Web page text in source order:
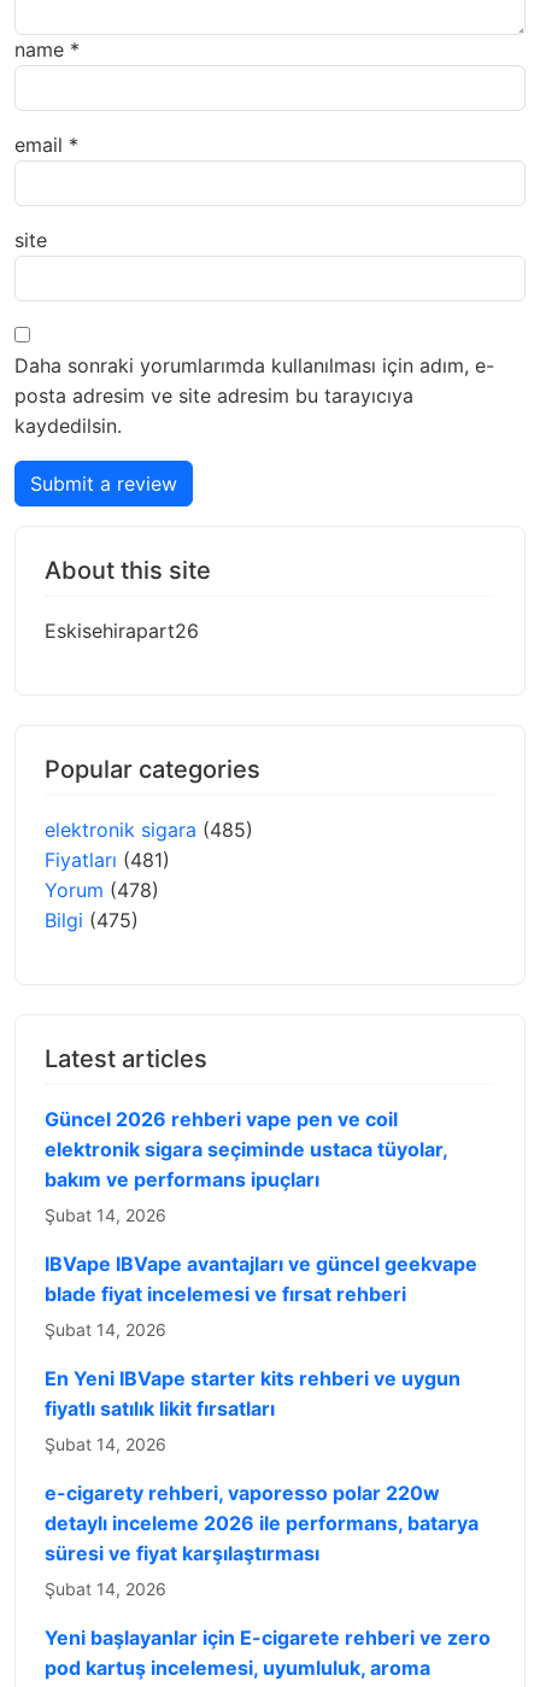
name *
email *
site
Daha sonraki yorumlarımda kullanılması için adım, e-
posta adresim ve site adresim bu tarayıcıya
kaydedilsin.
Submit a review
About this site
Eskisehirapart26
Popular categories
elektronik sigara (485)
Fiyatları (481)
Yorum (478)
Bilgi (475)
Latest articles
Güncel 2026 rehberi vape pen ve coil
elektronik sigara seçiminde ustaca tüyolar,
bakım ve performans ipuçları
Şubat 14, 2026
IBVape IBVape avantajları ve güncel geekvape
blade fiyat incelemesi ve fırsat rehberi
Şubat 14, 2026
En Yeni IBVape starter kits rehberi ve uygun
fiyatlı satılık likit fırsatları
Şubat 14, 2026
e-cigarety rehberi, vaporesso polar 220w
detaylı inceleme 2026 ile performans, batarya
süresi ve fiyat karşılaştırması
Şubat 14, 2026
Yeni başlayanlar için E-cigarete rehberi ve zero
pod kartuş incelemesi, uyumluluk, aroma